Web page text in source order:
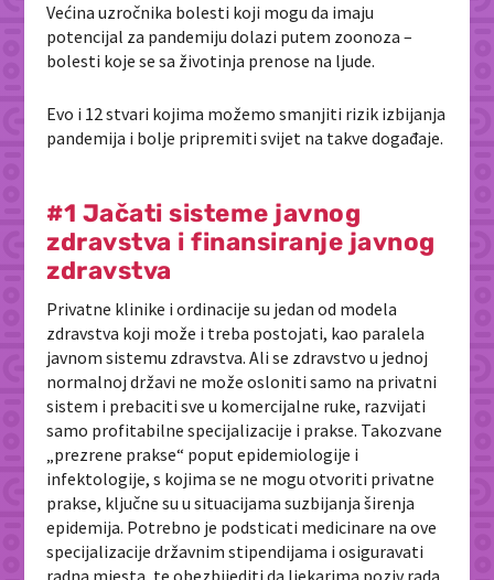
Većina uzročnika bolesti koji mogu da imaju
potencijal za pandemiju dolazi putem zoonoza –
bolesti koje se sa životinja prenose na ljude.
Evo i 12 stvari kojima možemo smanjiti rizik izbijanja
pandemija i bolje pripremiti svijet na takve događaje.
#1 Jačati sisteme javnog
zdravstva i finansiranje javnog
zdravstva
Privatne klinike i ordinacije su jedan od modela
zdravstva koji može i treba postojati, kao paralela
javnom sistemu zdravstva. Ali se zdravstvo u jednoj
normalnoj državi ne može osloniti samo na privatni
sistem i prebaciti sve u komercijalne ruke, razvijati
samo profitabilne specijalizacije i prakse. Takozvane
„prezrene prakse“ poput epidemiologije i
infektologije, s kojima se ne mogu otvoriti privatne
prakse, ključne su u situacijama suzbijanja širenja
epidemija. Potrebno je podsticati medicinare na ove
specijalizacije državnim stipendijama i osiguravati